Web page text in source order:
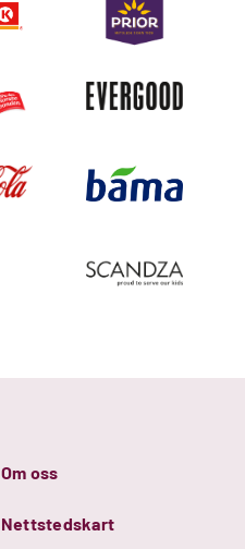
Om oss
Nettstedskart